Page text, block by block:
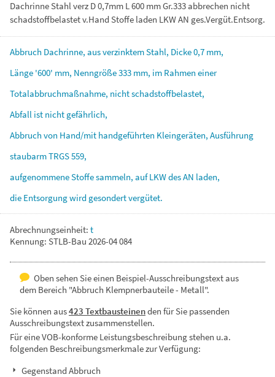
Dachrinne Stahl verz D 0,7mm L 600 mm Gr.333 abbrechen nicht
schadstoffbelastet v.Hand Stoffe laden LKW AN ges.Vergüt.Entsorg.
Abbruch Dachrinne, ausverzinktemStahl, Dicke0,7 mm,
Länge '600' mm, Nenngröße333 mm, im Rahmen einer
Totalabbruchmaßnahme, nichtschadstoffbelastet,
Abfall ist nicht gefährlich,
Abbruch von Hand/mit handgeführten Kleingeräten, Ausführung
staubarmTRGS559,
aufgenommeneStoffesammeln, aufLKWdesAN laden,
die Entsorgungwird gesondertvergütet.
Abrechnungseinheit: t
Kennung: STLB-Bau 2026-04 084
Oben sehen Sie einen Beispiel-Ausschreibungstext aus
dem Bereich "Abbruch Klempnerbauteile - Metall".
Sie können aus423 Textbausteinenden für Sie passenden
Ausschreibungstext zusammenstellen.
Für eine VOB-konforme Leistungsbeschreibung stehen u.a.
folgenden Beschreibungsmerkmale zur Verfügung:
Gegenstand Abbruch